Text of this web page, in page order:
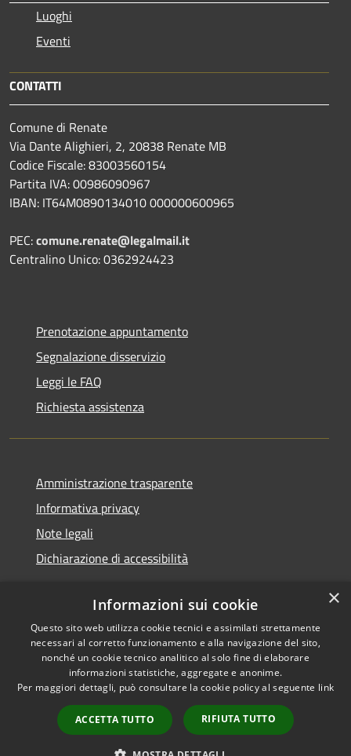
Luoghi
Eventi
CONTATTI
Comune di Renate
Via Dante Alighieri, 2, 20838 Renate MB
Codice Fiscale: 83003560154
Partita IVA: 00986090967
IBAN: IT64M0890134010 000000600965
PEC:comune.renate@legalmail.it
Centralino Unico: 0362924423
Prenotazione appuntamento
Segnalazione disservizio
Leggi le FAQ
Richiesta assistenza
Amministrazione trasparente
Informativa privacy
Note legali
Dichiarazione di accessibilità
RSS
Accessibilità
Cookie
Mappa del sito
Segnalazioni di non
Copyright © 2026 • Comune di
Renate • Powered by
Municipium•Accesso
redazione
×
Informazioni sui cookie
Questo sito web utilizza cookie tecnici e assimilati strettamente
necessari al corretto funzionamento e alla navigazione del sito,
nonché un cookie tecnico analitico al solo fine di elaborare
informazioni statistiche, aggregate e anonime.
Per maggiori dettagli, può consultare la cookie policy al seguente link
ACCETTA TUTTO RIFIUTA TUTTO